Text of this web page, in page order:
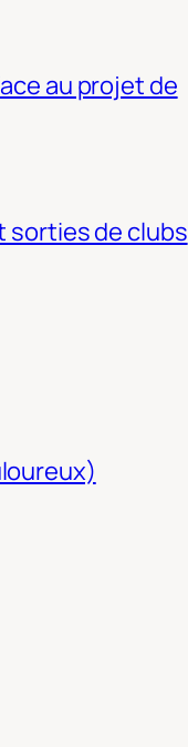
au projet de
sorties de clubs